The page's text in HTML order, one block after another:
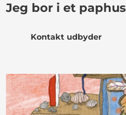
Jeg bor i et paphus
Kontakt udbyder